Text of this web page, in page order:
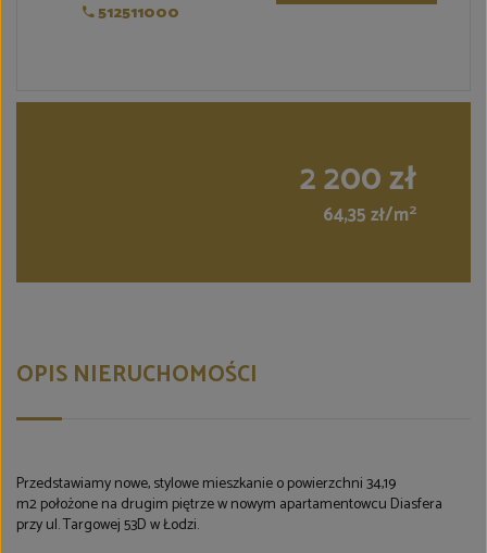
512511000
2 200 zł
64,35 zł/m2
OPIS NIERUCHOMOŚCI
Przedstawiamy nowe, stylowe mieszkanie o powierzchni 34,19
m2 położone na drugim piętrze w nowym apartamentowcu Diasfera
przy ul. Targowej 53D w Łodzi.